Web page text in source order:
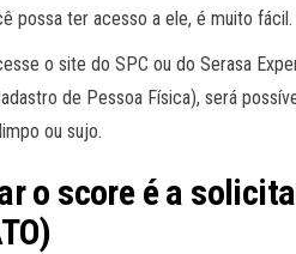
possa ter acesso a ele, é muito fácil.
o site do SPC ou do Serasa
de Pessoa Física), será
ou sujo.
o score é a